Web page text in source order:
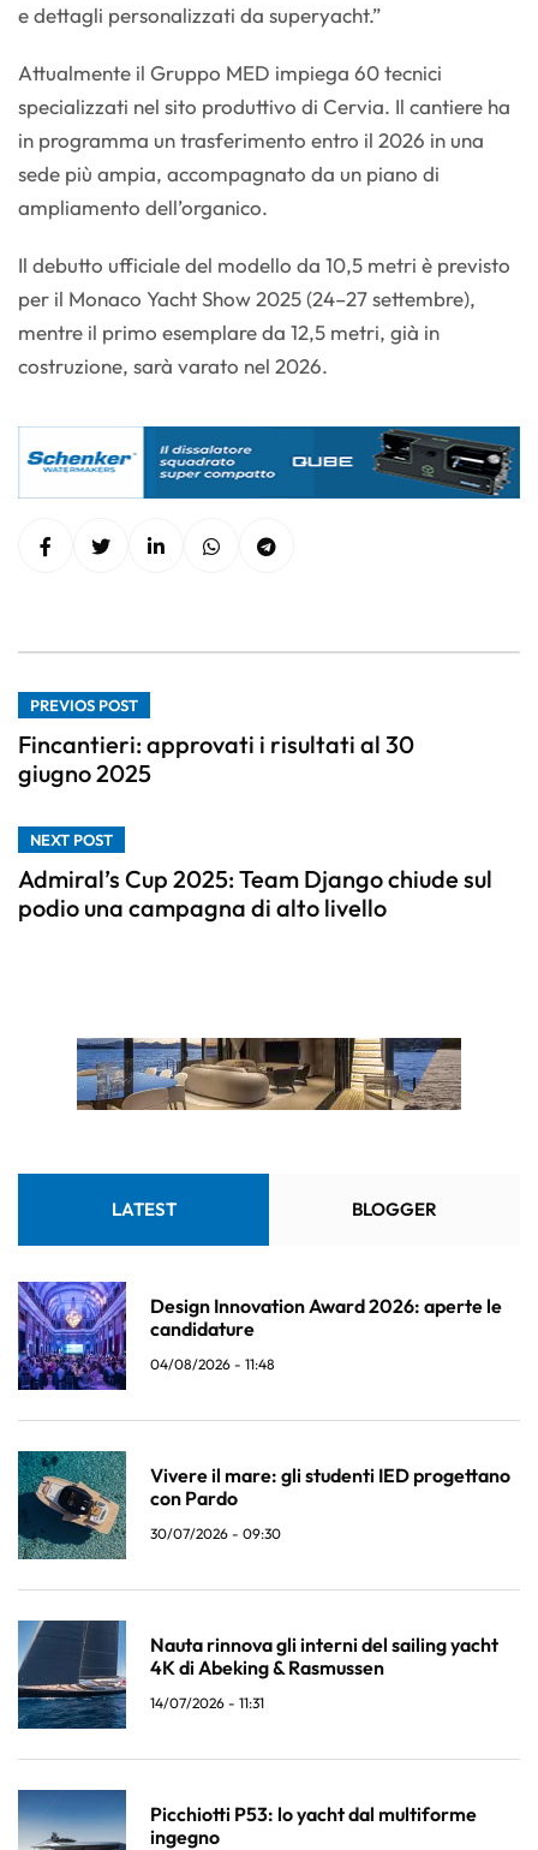
e dettagli personalizzati da superyacht.”
Attualmente il Gruppo MED impiega 60 tecnici
specializzati nel sito produttivo di Cervia. Il cantiere ha
in programma un trasferimento entro il 2026 in una
sede più ampia, accompagnato da un piano di
ampliamento dell’organico.
Il debutto ufficiale del modello da 10,5 metri è previsto
per il Monaco Yacht Show 2025 (24–27 settembre),
mentre il primo esemplare da 12,5 metri, già in
costruzione, sarà varato nel 2026.
PREVIOS POST
Fincantieri: approvati i risultati al 30
giugno 2025
NEXT POST
Admiral’s Cup 2025: Team Django chiude sul
podio una campagna di alto livello
LATEST BLOGGER
Design Innovation Award 2026: aperte le
candidature
04/08/2026 - 11:48
Vivere il mare: gli studenti IED progettano
con Pardo
30/07/2026 - 09:30
Nauta rinnova gli interni del sailing yacht
4K di Abeking & Rasmussen
14/07/2026 - 11:31
Picchiotti P53: lo yacht dal multiforme
ingegno